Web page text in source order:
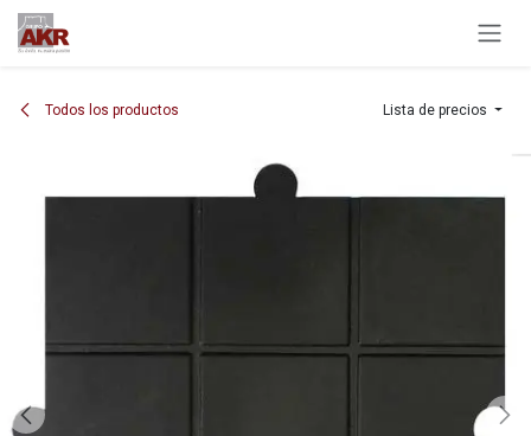
Ir al contenido
Todos los productos Lista de precios